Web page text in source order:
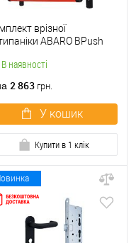
В наявності
врізної
ABARO BPush
із замком та
2 863 грн.
У кошик
Купити в 1 клік